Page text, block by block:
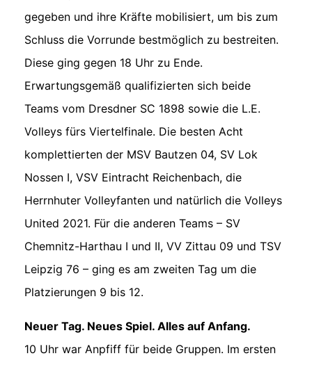
gegeben und ihre Kräfte mobilisiert, um bis zum
Schluss die Vorrunde bestmöglich zu bestreiten.
Diese ging gegen 18 Uhr zu Ende.
Erwartungsgemäß qualifizierten sich beide
Teams vom Dresdner SC 1898 sowie die L.E.
Volleys fürs Viertelfinale. Die besten Acht
komplettierten der MSV Bautzen 04, SV Lok
Nossen I, VSV Eintracht Reichenbach, die
Herrnhuter Volleyfanten und natürlich die Volleys
United 2021. Für die anderen Teams – SV
Chemnitz-Harthau I und II, VV Zittau 09 und TSV
Leipzig 76 – ging es am zweiten Tag um die
Platzierungen 9 bis 12.
Neuer Tag. Neues Spiel. Alles auf Anfang.
10 Uhr war Anpfiff für beide Gruppen. Im ersten